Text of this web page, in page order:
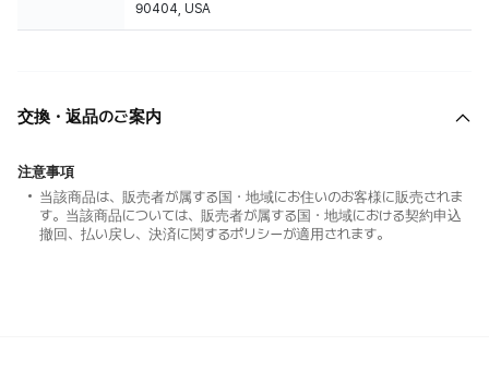
90404, USA
交換・返品のご案内
注意事項
当該商品は、販売者が属する国・地域にお住いのお客様に販売されま
す。当該商品については、販売者が属する国・地域における契約申込
撤回、払い戻し、決済に関するポリシーが適用されます。